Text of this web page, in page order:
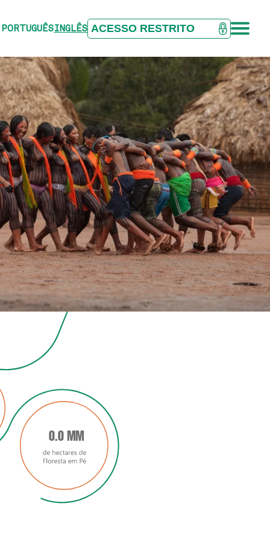
PORTUGUÊSINGLÊS ACESSO RESTRITO
0.0 MM